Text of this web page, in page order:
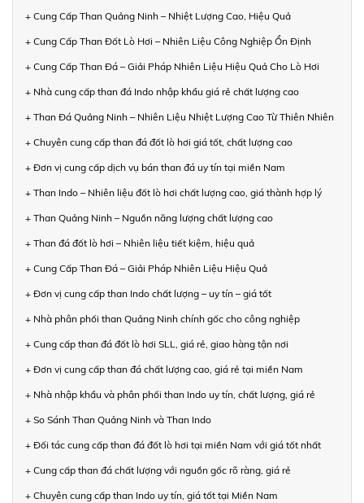
+ Cung Cấp Than Quảng Ninh – Nhiệt Lượng Cao, Hiệu Quả
+ Cung Cấp Than Đốt Lò Hơi – Nhiên Liệu Công Nghiệp Ổn Định
+ Cung Cấp Than Đá – Giải Pháp Nhiên Liệu Hiệu Quả Cho Lò Hơi
+ Nhà cung cấp than đá Indo nhập khẩu giá rẻ chất lượng cao
+ Than Đá Quảng Ninh – Nhiên Liệu Nhiệt Lượng Cao Từ Thiên Nhiên
+ Chuyên cung cấp than đá đốt lò hơi giá tốt, chất lượng cao
+ Đơn vị cung cấp dịch vụ bán than đá uy tín tại miền Nam
+ Than Indo – Nhiên liệu đốt lò hơi chất lượng cao, giá thành hợp lý
+ Than Quảng Ninh – Nguồn năng lượng chất lượng cao
+ Than đá đốt lò hơi – Nhiên liệu tiết kiệm, hiệu quả
+ Cung Cấp Than Đá – Giải Pháp Nhiên Liệu Hiệu Quả
+ Đơn vị cung cấp than Indo chất lượng – uy tín – giá tốt
+ Nhà phân phối than Quảng Ninh chính gốc cho công nghiệp
+ Cung cấp than đá đốt lò hơi SLL, giá rẻ, giao hàng tận nơi
+ Đơn vị cung cấp than đá chất lượng cao, giá rẻ tại miền Nam
+ Nhà nhập khẩu và phân phối than Indo uy tín, chất lượng, giá rẻ
+ So Sánh Than Quảng Ninh và Than Indo
+ Đối tác cung cấp than đá đốt lò hơi tại miền Nam với giá tốt nhất
+ Cung cấp than đá chất lượng với nguồn gốc rõ ràng, giá rẻ
+ Chuyên cung cấp than Indo uy tín, giá tốt tại Miền Nam